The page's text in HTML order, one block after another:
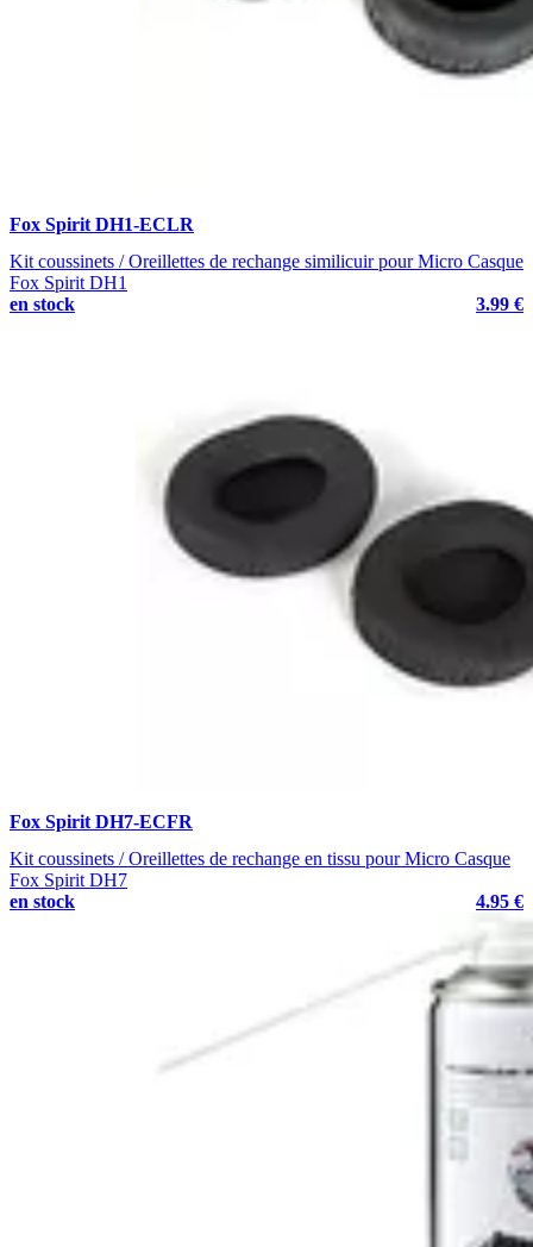
Fox Spirit DH1-ECLR
Kit coussinets / Oreillettes de rechange similicuir pour Micro Casque
Fox Spirit DH1
en stock
3.99 €
Fox Spirit DH7-ECFR
Kit coussinets / Oreillettes de rechange en tissu pour Micro Casque
Fox Spirit DH7
en stock
4.95 €